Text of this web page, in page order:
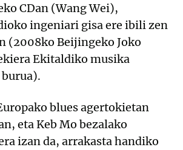
CDan (Wang Wei),
ingeniari gisa ere ibili zen
(2008ko Beijingeko Joko
Ekitaldiko musika
blues agertokietan
eta Keb Mo bezalako
izan da, arrakasta handiko